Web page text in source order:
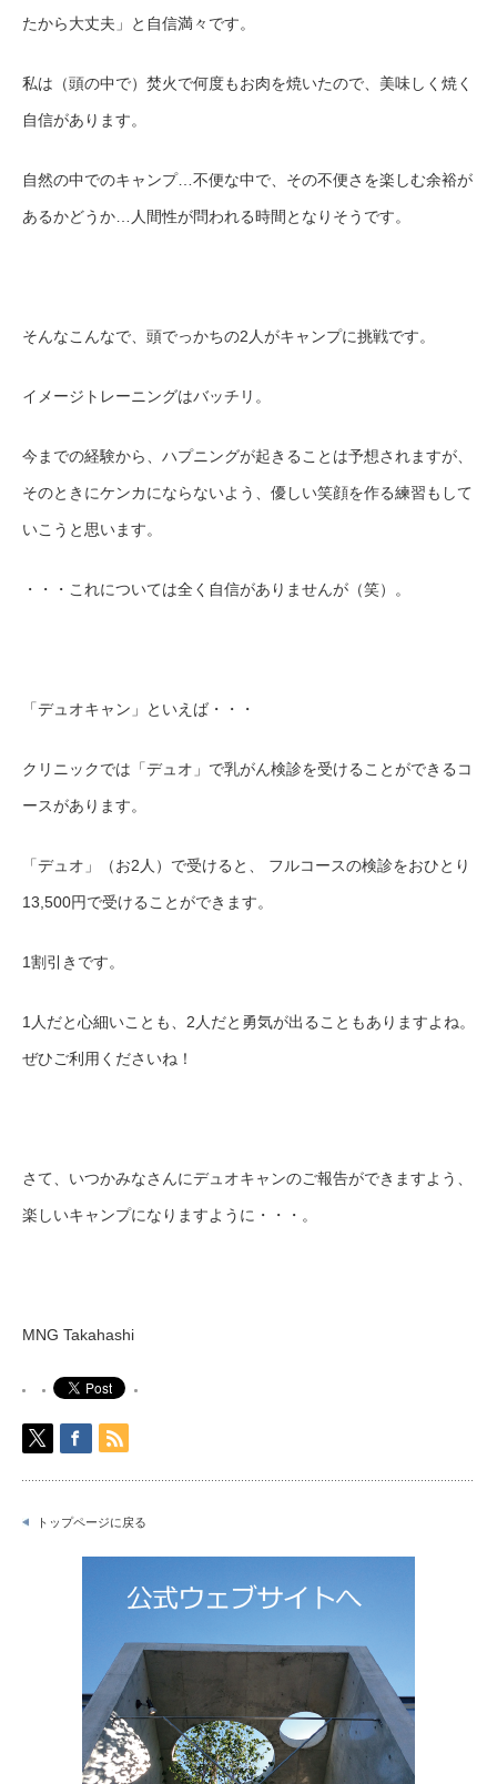
たから大丈夫」と自信満々です。
私は（頭の中で）焚火で何度もお肉を焼いたので、 美味しく 焼く
自信があります。
自然の中でのキャンプ… 不便な中で、その不便さを楽しむ余裕が
あるかどうか…人間性が問われる時間となりそうです。
そんなこんなで、頭でっかちの2 人がキャンプに挑戦です。
イメージトレーニングはバッチリ。
今までの経験から、 ハプニングが起きることは予想されますが、
そのときにケンカにならないよう、 優しい笑顔を作る練習もして
いこうと思います。
・・・これについては全く 自信がありませんが（笑）。
「デュオキャン」といえば・・・
クリニックでは「デュオ」で乳がん検診を受けることができ るコ
ースがあります。
「デュオ」（お2 人）で受けると、 フルコースの検診をおひとり
13,500円で受けることができます。
1割引きです。
1人だと心細いことも、2人だと 勇気が出ることもありますよね。
ぜひご利用くださいね！
さて、 いつかみなさんにデュオキャンのご報告ができますよう、
楽しいキャンプになりますように・・・。
MNG Takahashi
トップページに戻る